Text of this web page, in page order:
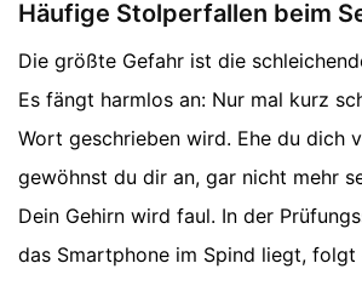
Häufige Stolperfallen beim
Die größte Gefahr ist die
Es fängt harmlos an: Nur mal kurz
Wort geschrieben wird. Ehe du dich
gewöhnst du dir an, gar nicht mehr
Dein Gehirn wird faul. In der
das Smartphone im Spind liegt, folgt